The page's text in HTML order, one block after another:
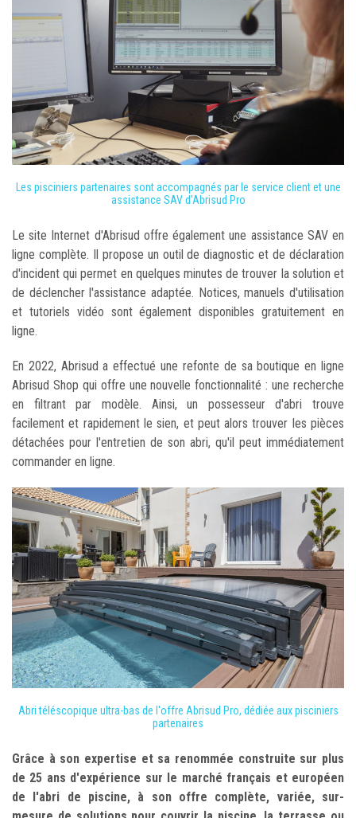
Les pisciniers partenaires sont accompagnés par le service client et une
assistance SAV d'Abrisud Pro
Le site Internet d'Abrisud offre également une assistance SAV en
ligne complète. Il propose un outil de diagnostic et de déclaration
d'incident qui permet en quelques minutes de trouver la solution et
de déclencher l'assistance adaptée. Notices, manuels d'utilisation
et tutoriels vidéo sont également disponibles gratuitement en
ligne.
En 2022, Abrisud a effectué une refonte de sa boutique en ligne
Abrisud Shop qui offre une nouvelle fonctionnalité : une recherche
en filtrant par modèle. Ainsi, un possesseur d'abri trouve
facilement et rapidement le sien, et peut alors trouver les pièces
détachées pour l'entretien de son abri, qu'il peut immédiatement
commander en ligne.
Abri téléscopique ultra-bas de l'offre Abrisud Pro, dédiée aux pisciniers
partenaires
Grâce à son expertise et sa renommée construite sur plus
de 25 ans d'expérience sur le marché français et européen
de l'abri de piscine, à son offre complète, variée, sur-